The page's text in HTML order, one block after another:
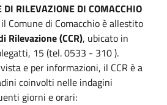
DI RILEVAZIONE DI COMACCHIO
Comune di Comacchio è allestito
Rilevazione (CCR), ubicato in
15 (tel. 0533 - 310 ).
e per informazioni, il CCR è a
coinvolti nelle indagini
giorni e orari: